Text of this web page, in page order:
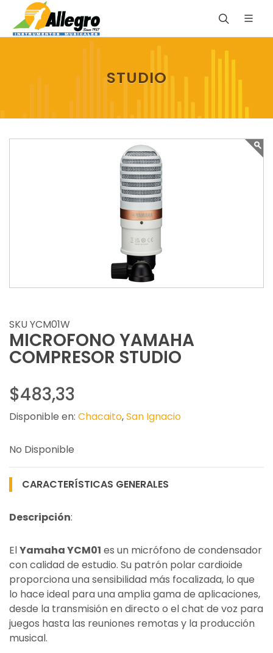
STUDIO
SKU YCM01W
MICROFONO YAMAHA
COMPRESOR STUDIO
$483,33
Disponible en: Chacaito,San Ignacio
No Disponible
CARACTERÍSTICAS GENERALES
Descripción:
ElYamaha YCM01 es un micrófono de condensador
con calidad de estudio. Su patrón polar cardioide
proporciona una sensibilidad más focalizada, lo que
lo hace ideal para una amplia gama de aplicaciones,
desde la transmisión en directo o el chat de voz para
juegos hasta las reuniones remotas y la producción
musical.